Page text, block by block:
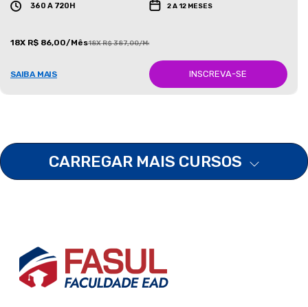
360 A 720H 2 A 12 MESES
18X R$ 86,00/Mês18X R$ 387,00/Mês
SAIBA MAIS INSCREVA-SE
CARREGAR MAIS CURSOS